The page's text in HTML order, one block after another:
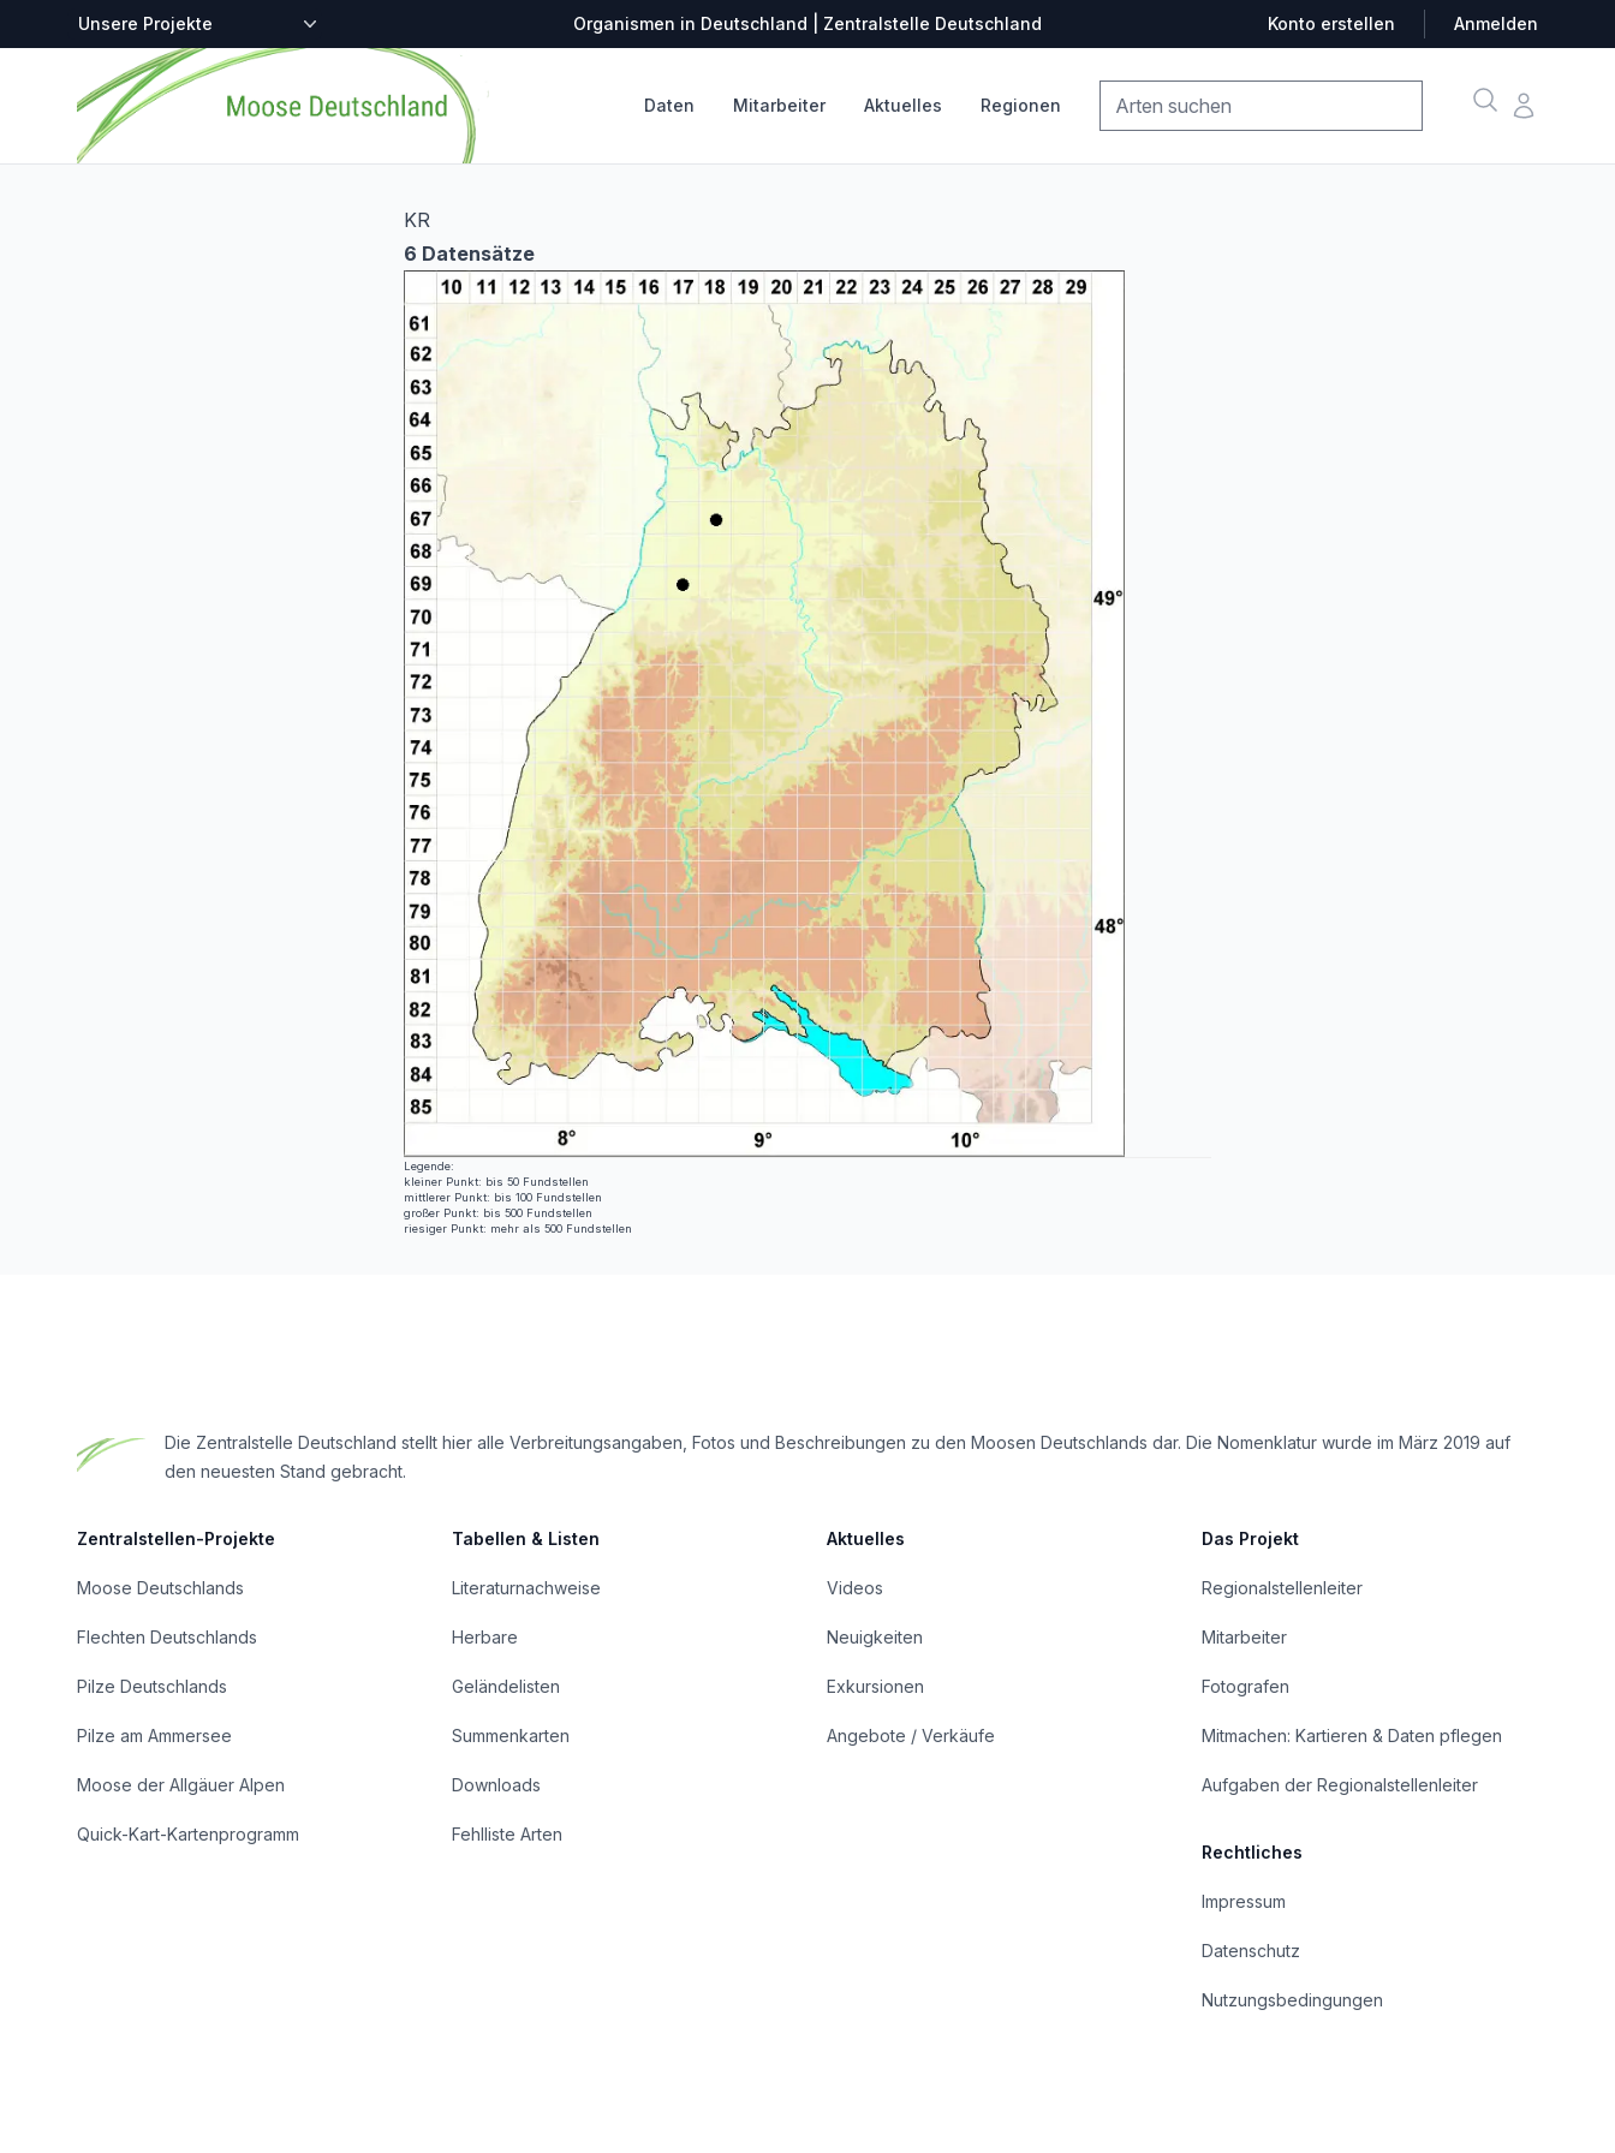
Zentralstellen-Projekte Organismen in Deutschland | Zentralstelle Deutschland Konto erstellen Anmelden
Startseite
Daten Mitarbeiter Aktuelles Regionen SucheKonto
KR
6 Datensätze
Legende:
kleiner Punkt: bis 50 Fundstellen
mittlerer Punkt: bis 100 Fundstellen
großer Punkt: bis 500 Fundstellen
riesiger Punkt: mehr als 500 Fundstellen
Die Zentralstelle Deutschland stellt hier alle Verbreitungsangaben, Fotos und Beschreibungen zu den Moosen Deutschlands dar. Die Nomenklatur wurde im März 2019 auf
den neuesten Stand gebracht.
Zentralstellen-Projekte
Moose Deutschlands
Flechten Deutschlands
Pilze Deutschlands
Pilze am Ammersee
Moose der Allgäuer Alpen
Quick-Kart-Kartenprogramm
Tabellen & Listen
Literaturnachweise
Herbare
Geländelisten
Summenkarten
Downloads
Fehlliste Arten
Aktuelles
Videos
Neuigkeiten
Exkursionen
Angebote / Verkäufe
Das Projekt
Regionalstellenleiter
Mitarbeiter
Fotografen
Mitmachen: Kartieren & Daten pflegen
Aufgaben der Regionalstellenleiter
Rechtliches
Impressum
Datenschutz
Nutzungsbedingungen